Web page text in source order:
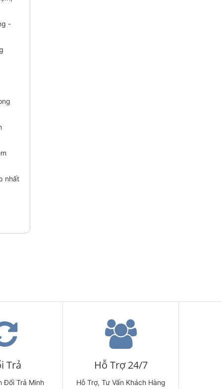
-
nhất
Trả
Đổi Trả Minh
Hỗ Trợ 24/7
Hỗ Trợ, Tư Vấn Khách Hàng